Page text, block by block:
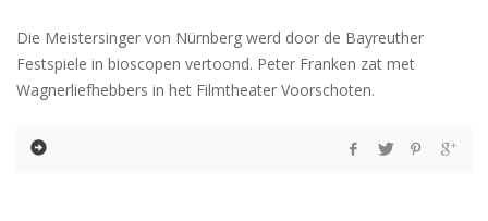
Die Meistersinger von Nürnberg werd door de Bayreuther
Festspiele in bioscopen vertoond. Peter Franken zat met
Wagnerliefhebbers in het Filmtheater Voorschoten.